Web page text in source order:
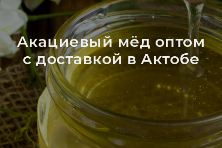
Акациевый мёд оптом
с доставкой в Актобе